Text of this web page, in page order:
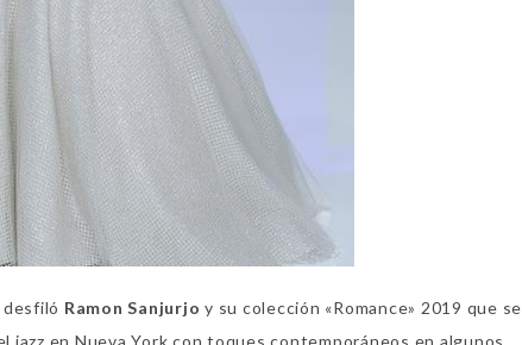
Ramon Sanjurjo y su colección «Romance» 2019 que se
jazz en Nueva York con toques contemporáneos en algunos